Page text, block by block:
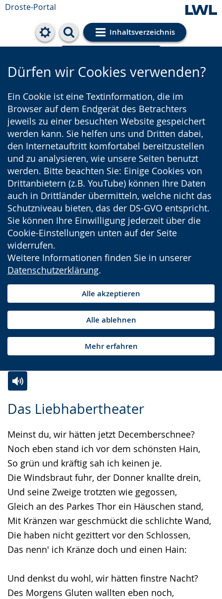
Droste-Portal
Inhaltsverzeichnis
Cookie-Einstellungen
Dürfen wir Cookies verwenden?
Ein Cookie ist eine Textinformation, die im
Browser auf dem Endgerät des Betrachters
jeweils zu einer besuchten Website gespeichert
werden kann. Sie helfen uns und Dritten dabei,
den Internetauftritt komfortabel bereitzustellen
und zu analysieren, wie unsere Seiten benutzt
werden. Bitte beachten Sie: Einige Cookies von
Drittanbietern (z.B. YouTube) können Ihre Daten
auch in Drittländer übermitteln, welche nicht das
Schutzniveau bieten, das der DS-GVO entspricht.
Sie können Ihre Einwilligung jederzeit über die
Cookie-Einstellungen unten auf der Seite
widerrufen.
Weitere Informationen finden Sie in unserer
Datenschutzerklärung.
Alle akzeptieren
Alle ablehnen
Mehr erfahren
Das Liebhabertheater
Meinst du, wir hätten jetzt Decemberschnee?
Noch eben stand ich vor dem schönsten Hain,
So grün und kräftig sah ich keinen je.
Die Windsbraut fuhr, der Donner knallte drein,
Und seine Zweige trotzten wie gegossen,
Gleich an des Parkes Thor ein Häuschen stand,
Mit Kränzen war geschmückt die schlichte Wand,
Die haben nicht gezittert vor den Schlossen,
Das nenn' ich Kränze doch und einen Hain:
Und denkst du wohl, wir hätten finstre Nacht?
Des Morgens Gluten wallten eben noch,
Leichten
wechseln.
Audio-
Video
Deutscher
Gebärdensprache
wird
angezeigt.